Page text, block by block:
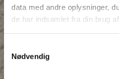
data med andre oplysninger,
de har indsamlet fra din brug
Samtykkevalg
Nødvendig